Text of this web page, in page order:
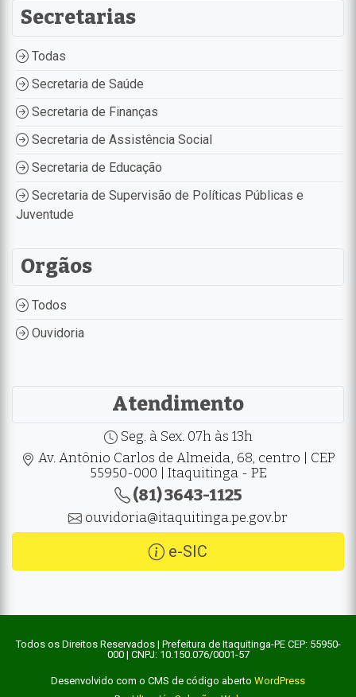
Secretarias
Todas
Secretaria de Saúde
Secretaria de Finanças
Secretaria de Assistência Social
Secretaria de Educação
Secretaria de Supervisão de Políticas Públicas e
Juventude
Orgãos
Todos
Ouvidoria
Atendimento
Seg. à Sex. 07h às 13h
Av. Antônio Carlos de Almeida, 68, centro | CEP
55950-000 | Itaquitinga - PE
(81) 3643-1125
ouvidoria@itaquitinga.pe.gov.br
e-SIC
Todos os Direitos Reservados | Prefeitura de Itaquitinga-PE CEP: 55950-
000 | CNPJ: 10.150.076/0001-57
Desenvolvido com o CMS de código aberto WordPress